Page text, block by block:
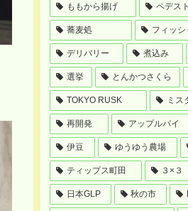
ももから揚げ ペデス
蕎麦処 フィッシ
デリバリー 煮込み
選挙 とんかつさくら
TOKYO RUSK ミス
再開発 アップルパイ
伊豆 ゆうゆう農場
ティップス町田 ３×３
日本GLP 秋の市